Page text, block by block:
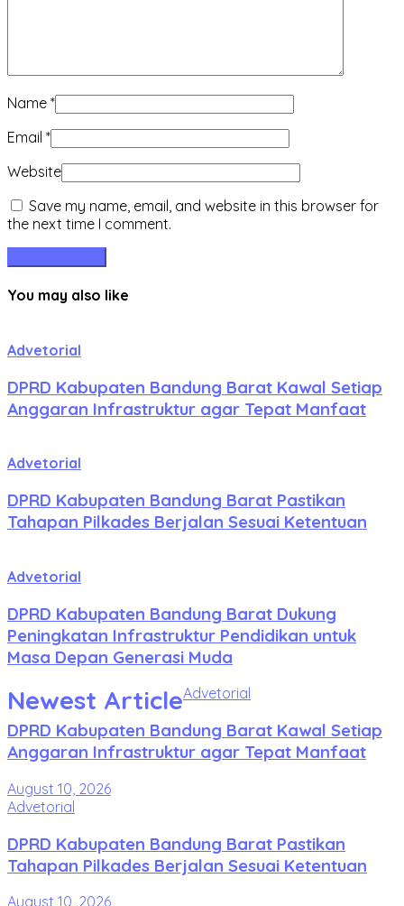
Name *
Email *
Website
Save my name, email, and website in this browser for
the next time I comment.
You may also like
Advetorial
DPRD Kabupaten Bandung Barat Kawal Setiap
Anggaran Infrastruktur agar Tepat Manfaat
Advetorial
DPRD Kabupaten Bandung Barat Pastikan
Tahapan Pilkades Berjalan Sesuai Ketentuan
Advetorial
DPRD Kabupaten Bandung Barat Dukung
Peningkatan Infrastruktur Pendidikan untuk
Masa Depan Generasi Muda
Newest ArticleAdvetorial
DPRD Kabupaten Bandung Barat Kawal Setiap
Anggaran Infrastruktur agar Tepat Manfaat
August 10, 2026
Advetorial
DPRD Kabupaten Bandung Barat Pastikan
Tahapan Pilkades Berjalan Sesuai Ketentuan
August 10, 2026